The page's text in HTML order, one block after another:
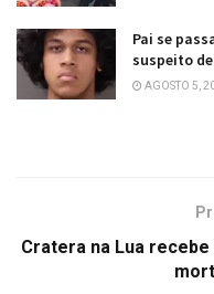
Pai se
suspeito
AGOSTO 5,
Cratera na Lua